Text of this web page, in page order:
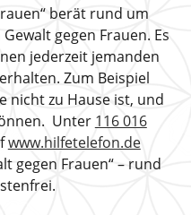
berät rund um
gegen Frauen. Es
jederzeit jemanden
Zum Beispiel
nicht zu Hause ist, und
Unter 116 016
www.hilfetelefon.de
gegen Frauen“ – rund